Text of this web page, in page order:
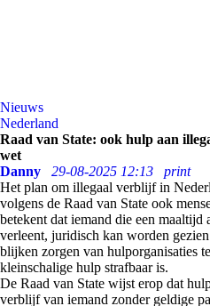
Nieuws
Nederland
Raad van State: ook hulp aan
wet
Danny
29-08-2025 12:13
print
Het plan om illegaal verblijf in
volgens de Raad van State ook
betekent dat iemand die een
verleent, juridisch kan worden
blijken zorgen van hulporganisaties
kleinschalige hulp strafbaar is.
De Raad van State wijst erop dat
verblijf van iemand zonder geldige